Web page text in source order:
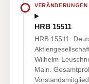
VERÄNDERUNGEN
HRB 15511
HRB 15511:
Wilhelm-
Main.